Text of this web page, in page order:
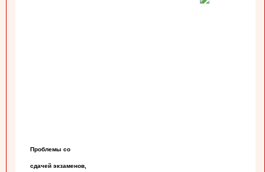
Проблемы со
сдачей экзаменов,